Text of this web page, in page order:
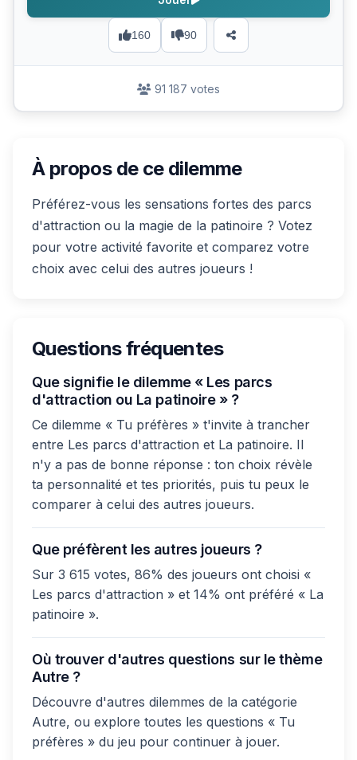
160 90
91 187 votes
À propos de ce dilemme
Préférez-vous les sensations fortes des parcs
d'attraction ou la magie de la patinoire ? Votez
pour votre activité favorite et comparez votre
choix avec celui des autres joueurs !
Questions fréquentes
Que signifie le dilemme « Les parcs
d'attraction ou La patinoire » ?
Ce dilemme « Tu préfères » t'invite à trancher
entre Les parcs d'attraction et La patinoire. Il
n'y a pas de bonne réponse : ton choix révèle
ta personnalité et tes priorités, puis tu peux le
comparer à celui des autres joueurs.
Que préfèrent les autres joueurs ?
Sur 3 615 votes, 86% des joueurs ont choisi «
Les parcs d'attraction » et 14% ont préféré « La
patinoire ».
Où trouver d'autres questions sur le thème
Autre ?
Découvre d'autres dilemmes de la catégorie
Autre, ou explore toutes les questions « Tu
préfères » du jeu pour continuer à jouer.